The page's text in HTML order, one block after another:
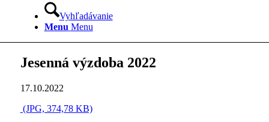
Vyhľadávanie
Menu Menu
Jesenná výzdoba 2022
17.10.2022
(JPG, 374,78 KB)